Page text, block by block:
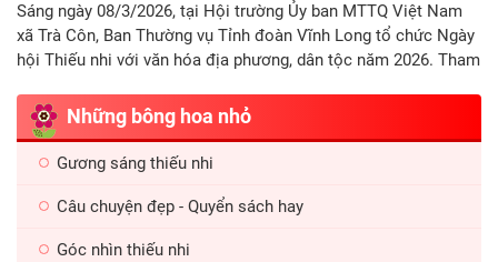
Sáng ngày 08/3/2026, tại Hội trường Ủy ban MTTQ Việt Nam
xã Trà Côn, Ban Thường vụ Tỉnh đoàn Vĩnh Long tổ chức Ngày
hội Thiếu nhi với văn hóa địa phương, dân tộc năm 2026. Tham
Tỉnh đoàn; đồng chí Lê Văn Long – Ủy viên Ban Thường vụ
Đảng ủy, Phó Chủ tịch Ủy ban nhân dân xã Trà Côn; đồng chí
Nguyễn Hoàng Phong, Phó Trưởng phòng Văn hoá - Xã hội xã
Vĩnh Xuân, Hòa Bình, Lục Sĩ Thành và hơn 200 học sinh trên
Những bông hoa nhỏ
Gương sáng thiếu nhi
Câu chuyện đẹp - Quyển sách hay
Góc nhìn thiếu nhi